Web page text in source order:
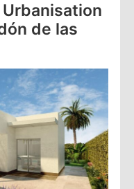
de las